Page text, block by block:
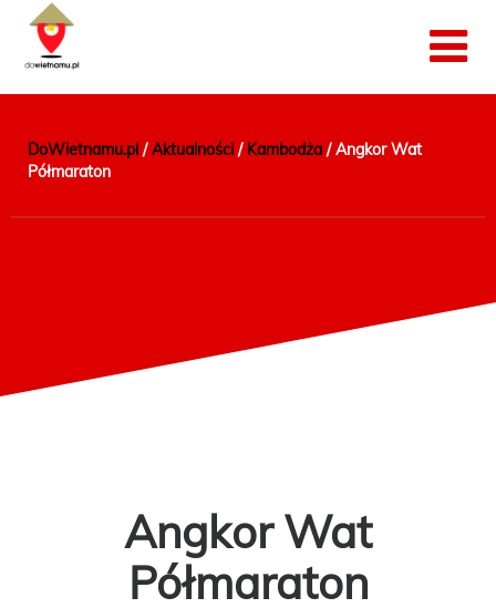
DoWietnamu.pl /Aktualności / Kambodża /Angkor Wat
Półmaraton
Angkor Wat
Półmaraton